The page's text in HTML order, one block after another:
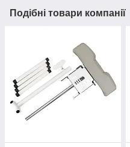
Подібні товари компанії